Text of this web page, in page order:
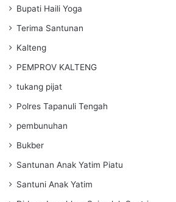
Bupati Haili Yoga
Terima Santunan
Kalteng
PEMPROV KALTENG
tukang pijat
Polres Tapanuli Tengah
pembunuhan
Bukber
Santunan Anak Yatim Piatu
Santuni Anak Yatim